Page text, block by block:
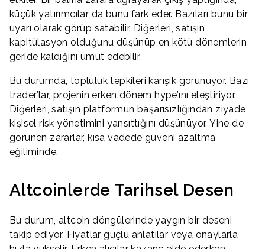
küçük yatırımcılar da bunu fark eder. Bazıları bunu bir
uyarı olarak görüp satabilir. Diğerleri, satışın
kapitülasyon olduğunu düşünüp en kötü dönemlerin
geride kaldığını umut edebilir.
Bu durumda, topluluk tepkileri karışık görünüyor. Bazı
trader’lar, projenin erken dönem hype’ını eleştiriyor.
Diğerleri, satışın platformun başarısızlığından ziyade
kişisel risk yönetimini yansıttığını düşünüyor. Yine de
görünen zararlar, kısa vadede güveni azaltma
eğiliminde.
Altcoinlerde Tarihsel Desen
Bu durum, altcoin döngülerinde yaygın bir deseni
takip ediyor. Fiyatlar güçlü anlatılar veya onaylarla